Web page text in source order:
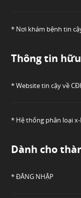
* Nơi khám bệnh tin
Thông tin
* Website tin cậy về
* Hệ thống phân loại x-
Dành cho
* ĐĂNG NHẬP